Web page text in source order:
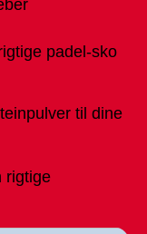
padel-sko
til dine
rigtige